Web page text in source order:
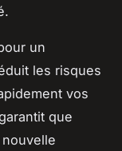
un
les risques
vos
que